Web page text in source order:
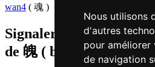
Nous utilisons
d'autres
pour améliorer
de navigation
wan4 ( 魂 )
Signaler traduction
de 魄 ( bok / bok3 )